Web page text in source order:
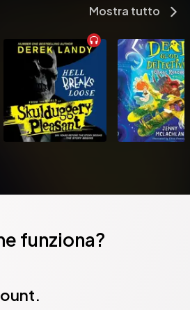
Publishing
Mostra tutto
funziona?